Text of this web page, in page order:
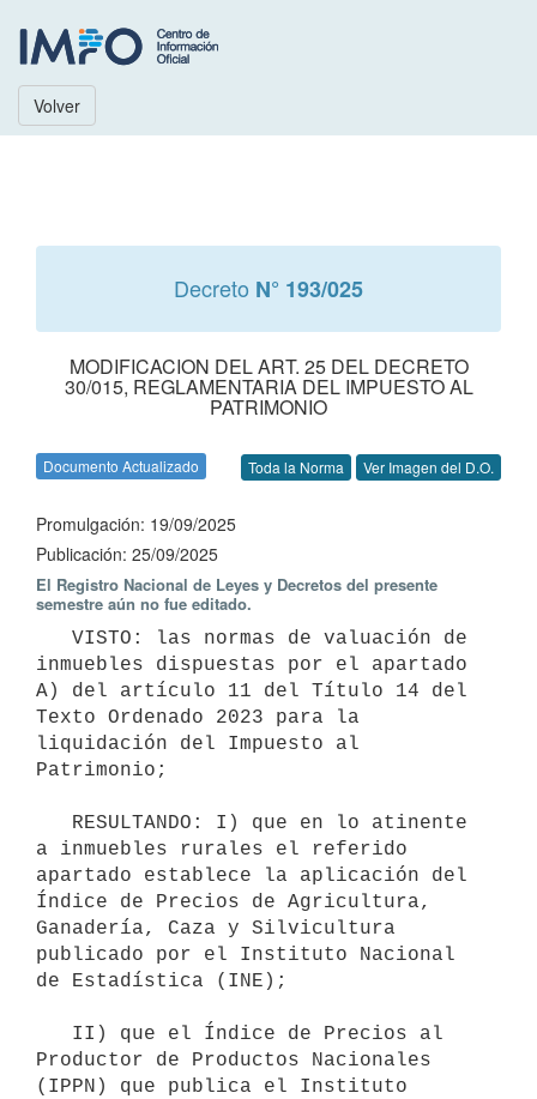
Volver
Decreto N° 193/025
MODIFICACION DEL ART. 25 DEL DECRETO
30/015, REGLAMENTARIA DEL IMPUESTO AL
PATRIMONIO
Documento Actualizado Toda la Norma Ver Imagen del D.O.
Promulgación: 19/09/2025
Publicación: 25/09/2025
El Registro Nacional de Leyes y Decretos del presente
semestre aún no fue editado.
inmuebles dispuestas por el apartado
A) del artículo 11 del Título 14 del
Texto Ordenado 2023 para la
liquidación del Impuesto al
Patrimonio;
a inmuebles rurales el referido
apartado establece la aplicación del
Índice de Precios de Agricultura,
Ganadería, Caza y Silvicultura
publicado por el Instituto Nacional
de Estadística (INE);
Productor de Productos Nacionales
(IPPN) que publica el Instituto